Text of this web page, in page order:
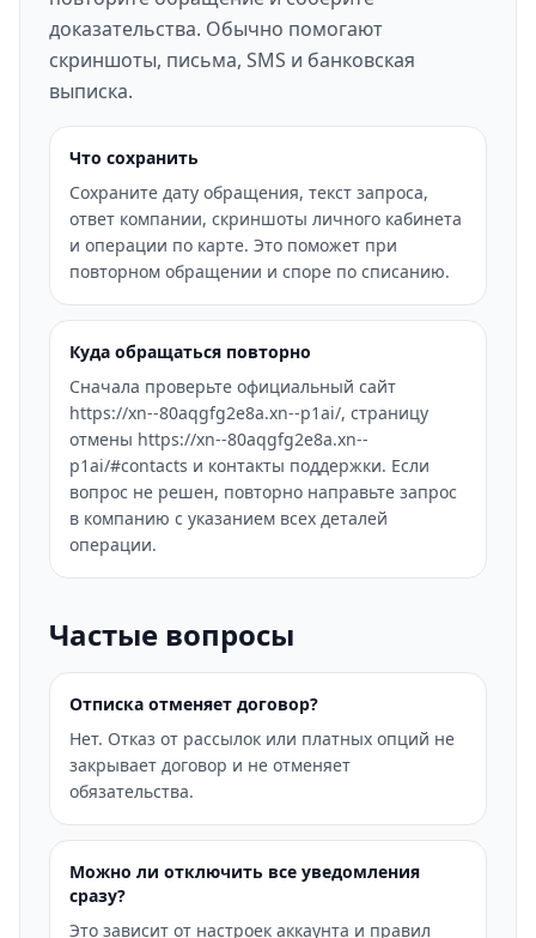
доказательства. Обычно помогают
скриншоты, письма, SMS и банковская
выписка.
Что сохранить
Сохраните дату обращения, текст запроса,
ответ компании, скриншоты личного кабинета
и операции по карте. Это поможет при
повторном обращении и споре по списанию.
Куда обращаться повторно
Сначала проверьте официальный сайт
https://xn--80aqgfg2e8a.xn--p1ai/, страницу
отмены https://xn--80aqgfg2e8a.xn--
p1ai/#contacts и контакты поддержки. Если
вопрос не решен, повторно направьте запрос
в компанию с указанием всех деталей
операции.
Частые вопросы
Отписка отменяет договор?
Нет. Отказ от рассылок или платных опций не
закрывает договор и не отменяет
обязательства.
Можно ли отключить все уведомления
сразу?
Это зависит от настроек аккаунта и правил